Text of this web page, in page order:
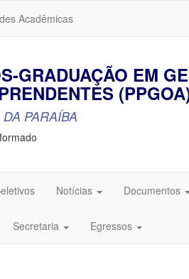
Acadêmicas
GRADUAÇÃO EM
PARAÍBA
Notícias Documentos
Secretaria Egressos